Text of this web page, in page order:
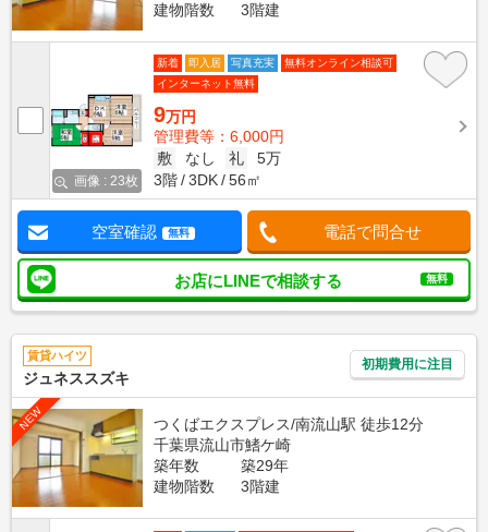
建物階数
3階建
画像 : 23枚
新着 即入居 写真充実
無料オンライン相談可
インターネット無料
9万円
管理費等：6,000円
敷
なし 礼
5万
3階
3DK 56㎡
空室確認 無料 電話で問合せ
お店にLINEで相談する 無料
賃貸ハイツ
ジュネススズキ
初期費用に注目
NEW
つくばエクスプレス/南流山駅 徒歩12分
千葉県流山市鰭ケ崎
築年数
築29年
建物階数
3階建